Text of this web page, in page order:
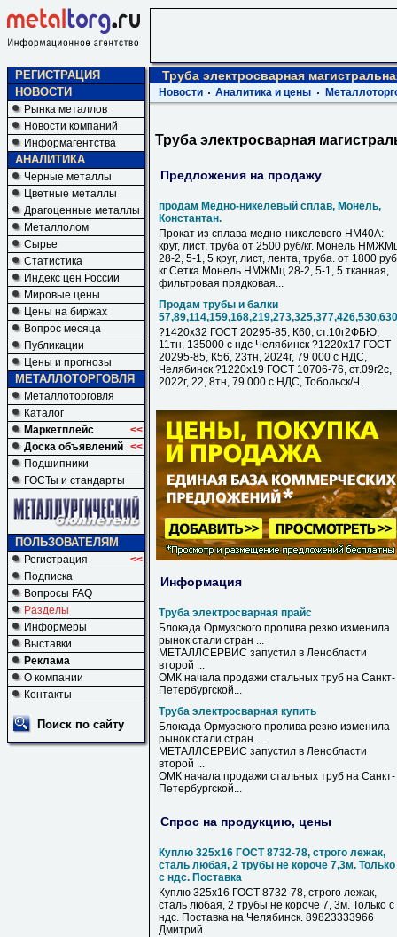
РЕГИСТРАЦИЯ
НОВОСТИ
Рынка металлов
Новости компаний
Информагентства
АНАЛИТИКА
Черные металлы
Цветные металлы
Драгоценные металлы
Металлолом
Сырье
Статистика
Индекс цен России
Мировые цены
Цены на биржах
Вопрос месяца
Публикации
Цены и прогнозы
МЕТАЛЛОТОРГОВЛЯ
Металлоторговля
Каталог
Маркетплейс
<<
Доска объявлений <<
Подшипники
ГОСТы и стандарты
ПОЛЬЗОВАТЕЛЯМ
Регистрация
<<
Подписка
Вопросы FAQ
Разделы
Информеры
Выставки
Реклама
О компании
Контакты
Поиск по сайту
Труба электросварная
Новости Аналитика и цены
Труба электросварная
Предложения на продажу
продам Медно-никелевый сплав, Монель,
Константан.
Прокат из сплава медно-никелевого НМ40А:
круг, лист, труба от 2500 руб/кг. Монель
28-2, 5-1, 5 круг, лист, лента, труба. от 1800
кг Сетка Монель НМЖМц 28-2, 5-1, 5 тканная,
фильтровая прядковая...
Продам трубы и балки
?1420х32 ГОСТ 20295-85, К60, ст.10г2ФБЮ,
11тн, 135000 с ндс Челябинск ?1220х17 ГОСТ
20295-85, К56, 23тн, 2024г, 79 000 с НДC,
Челябинск ?1220х19 ГОСТ 10706-76, ст.09г2с,
2022г, 22, 8тн, 79 000 с НДC, Тобольск/Ч...
Информация
Труба электросварная прайс
Блокада Ормузского пролива резко изменила
рынок стали стран ...
МЕТАЛЛСЕРВИС запустил в Ленобласти
второй ...
ОМК начала продажи стальных труб на Санкт-
Петербургской...
Труба электросварная купить
Блокада Ормузского пролива резко изменила
рынок стали стран ...
МЕТАЛЛСЕРВИС запустил в Ленобласти
второй ...
ОМК начала продажи стальных труб на Санкт-
Петербургской...
Спрос на продукцию, цены
Куплю 325х16 ГОСТ 8732-78, строго лежак,
сталь любая, 2 трубы не короче 7,3м. Только
с ндс. Поставка
Куплю 325х16 ГОСТ 8732-78, строго лежак,
сталь любая, 2 трубы не короче 7, 3м. Только с
ндс. Поставка на Челябинск. 89823333966
Дмитрий